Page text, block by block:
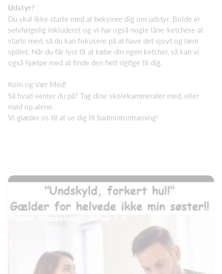
Udstyr?
Du skal ikke starte med at bekymre dig om udstyr. Bolde er
selvfølgelig inkluderet og vi har også nogle låne-ketchere at
starte med, så du kan fokusere på at have det sjovt og lære
spillet. Når du får lyst til at købe din egen ketcher, så kan vi
også hjælpe med at finde den helt rigtige til dig.
Kom og Vær Med!
Så hvad venter du på? Tag dine skolekammerater med, eller
mød op alene.
Vi glæder os til at se dig til badmintontræning!